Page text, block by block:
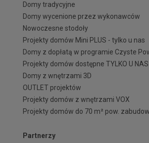
Domy tradycyjne
Domy wycenione przez wykonawców
Nowoczesne stodoły
Projekty domów Mini PLUS - tylko u nas
Domy z dopłatą w programie Czyste
Projekty domów dostępne TYLKO U NAS
Domy z wnętrzami 3D
OUTLET projektów
Projekty domów z wnętrzami VOX
Projekty domów do 70 m² pow.
Partnerzy